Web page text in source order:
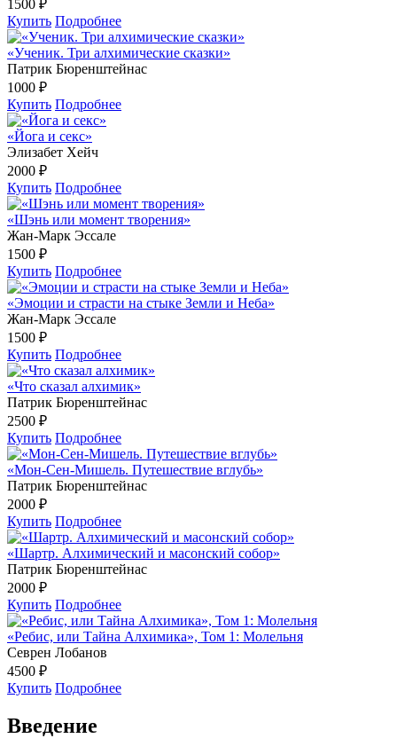
1500 ₽
Купить Подробнее
«Ученик. Три алхимические сказки»
Патрик Бюренштейнас
1000 ₽
Купить Подробнее
«Йога и секс»
Элизабет Хейч
2000 ₽
Купить Подробнее
«Шэнь или момент творения»
Жан-Марк Эссале
1500 ₽
Купить Подробнее
«Эмоции и страсти на стыке Земли и Неба»
Жан-Марк Эссале
1500 ₽
Купить Подробнее
«Что сказал алхимик»
Патрик Бюренштейнас
2500 ₽
Купить Подробнее
«Мон-Сен-Мишель. Путешествие вглубь»
Патрик Бюренштейнас
2000 ₽
Купить Подробнее
«Шартр. Алхимический и масонский собор»
Патрик Бюренштейнас
2000 ₽
Купить Подробнее
«Ребис, или Тайна Алхимика», Том 1: Молельня
Севрен Лобанов
4500 ₽
Купить Подробнее
Введение